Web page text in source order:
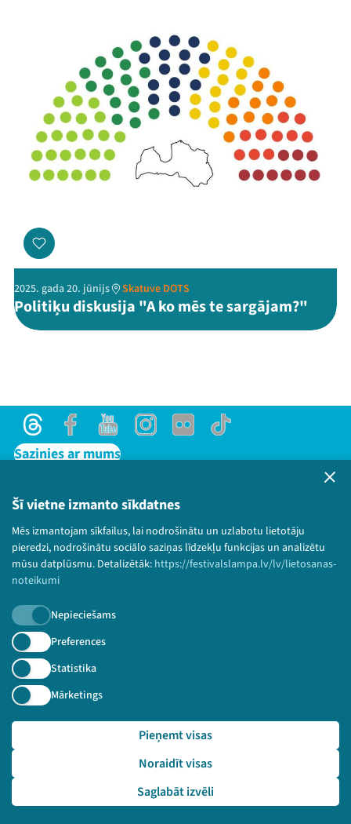
Šī vietne izmanto sīkdatnes
Mēs izmantojam sīkfailus, lai nodrošinātu un uzlabotu lietotāju
pieredzi, nodrošinātu sociālo saziņas līdzekļu funkcijas un analizētu
mūsu datplūsmu. Detalizētāk: https://festivalslampa.lv/lv/lietosanas-
noteikumi
Nepieciešams
Preferences
Statistika
Mārketings
Saglabāt izvēli
Noraidīt visas
Pieņemt visas
2025. gada 20. jūnijs Skatuve DOTS
Politiķu diskusija "A ko mēs te sargājam?"
ThreadsFacebookYoutubeInstagram
Flick TikTok
Sazinies ar mums
Lietošanas noteikumi un sīkdatņu politika
Bērnu aizsardzības politika
© 2026 Sarunu festivāls LAMPA Visas tiesības
paturētas.
Piesakies jaunumiem!
Nepalaid garām aktuālāko informāciju!
Pieteikties
🔗 https://festivalslampa.lv/lv/dalibnieki/1134